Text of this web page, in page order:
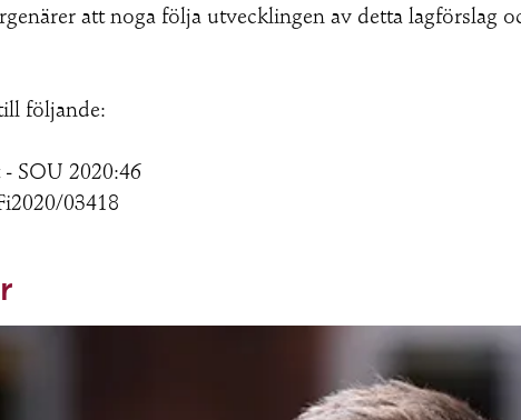
att noga följa utvecklingen av detta lagförslag
följande:
SOU 2020:46
03418